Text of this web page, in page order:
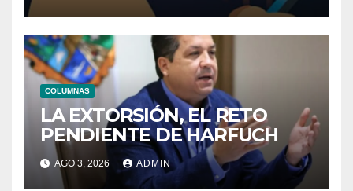
COLUMNAS
LA EXTORSIÓN, EL RETO
PENDIENTE DE HARFUCH
AGO 3, 2026 ADMIN